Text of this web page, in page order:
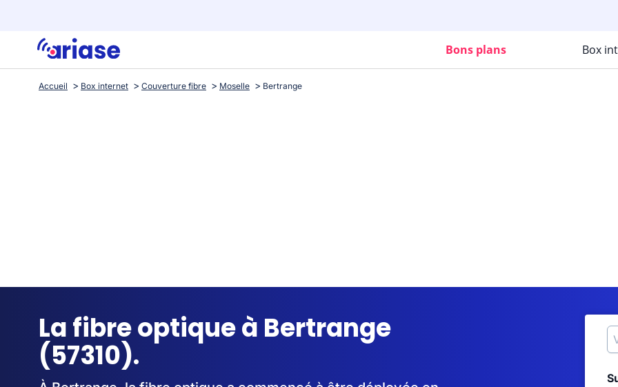
Bons plans Box
Accueil Box internet Couverture fibre Moselle Bertrange
La fibre optique à Bertrange
(57310).